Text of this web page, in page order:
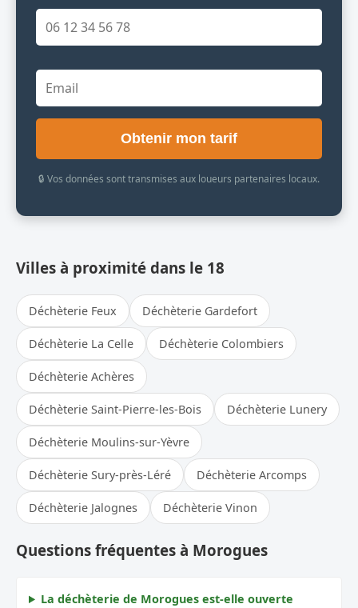
Obtenir mon tarif
🔒 Vos données sont transmises aux loueurs partenaires locaux.
Villes à proximité dans le 18
Déchèterie Feux Déchèterie Gardefort
Déchèterie La Celle Déchèterie Colombiers
Déchèterie Achères
Déchèterie Saint-Pierre-les-Bois Déchèterie Lunery
Déchèterie Moulins-sur-Yèvre
Déchèterie Sury-près-Léré Déchèterie Arcomps
Déchèterie Jalognes Déchèterie Vinon
Questions fréquentes à Morogues
La déchèterie de Morogues est-elle ouverte